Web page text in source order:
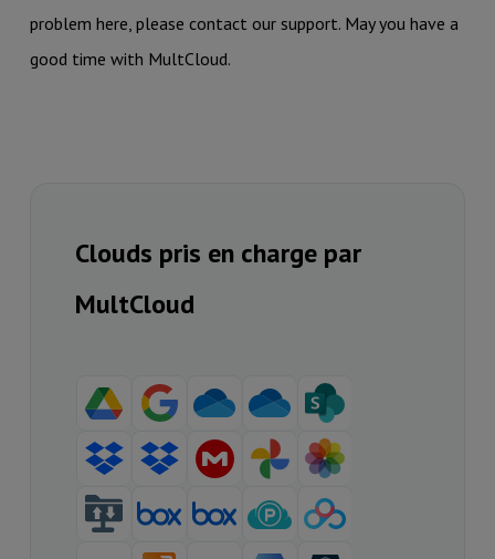
problem here, please contact our support. May you have a
good time with MultCloud.
Clouds pris en charge par
MultCloud